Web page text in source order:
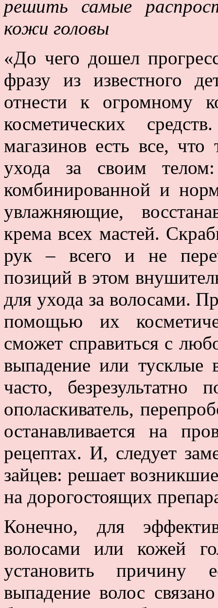
решить самые
кожи головы
«До чего дошел
фразу из известного
отнести к огромному
косметических
магазинов есть все, что
ухода за своим
комбинированной и
увлажняющие,
крема всех мастей.
рук – всего и не
позиций в этом
для ухода за волосами.
помощью их
сможет справиться с
выпадение или тусклые
часто,
ополаскиватель,
останавливается на
рецептах. И, следует
зайцев: решает
на дорогостоящих
Конечно, для
волосами или кожей
установить причину
выпадение волос